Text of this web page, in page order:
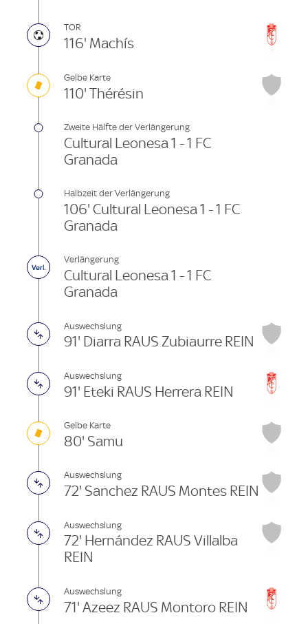
TOR
116' Machís
Gelbe Karte
110' Thérésin
Zweite Hälfte der Verlängerung
Cultural Leonesa 1 - 1 FC
Granada
Halbzeit der Verlängerung
106' Cultural Leonesa 1 - 1 FC
Granada
Verlängerung
Cultural Leonesa 1 - 1 FC
Granada
Auswechslung
91' Diarra RAUS Zubiaurre REIN
Auswechslung
91' Eteki RAUS Herrera REIN
Gelbe Karte
80' Samu
Auswechslung
72' Sanchez RAUS Montes REIN
Auswechslung
72' Hernández RAUS Villalba
REIN
Auswechslung
71' Azeez RAUS Montoro REIN